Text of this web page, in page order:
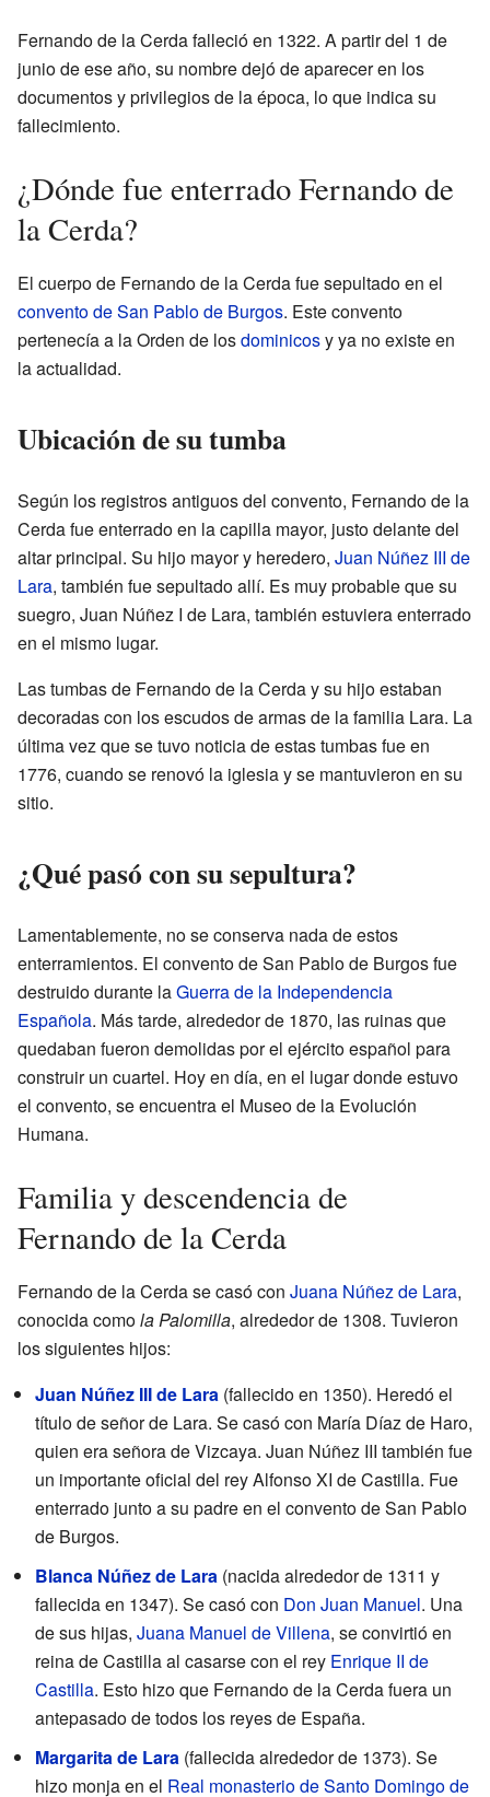
Fernando de la Cerda falleció en 1322. A partir del 1 de
junio de ese año, su nombre dejó de aparecer en los
documentos y privilegios de la época, lo que indica su
fallecimiento.
¿Dónde fue enterrado Fernando de
la Cerda?
El cuerpo de Fernando de la Cerda fue sepultado en el
convento de San Pablo de Burgos. Este convento
pertenecía a la Orden de losdominicosy ya no existe en
la actualidad.
Ubicación de su tumba
Según los registros antiguos del convento, Fernando de la
Cerda fue enterrado en la capilla mayor, justo delante del
altar principal. Su hijo mayor y heredero, Juan Núñez III de
Lara, también fue sepultado allí. Es muy probable que su
suegro, Juan Núñez I de Lara, también estuviera enterrado
en el mismo lugar.
Las tumbas de Fernando de la Cerda y su hijo estaban
decoradas con los escudos de armas de la familia Lara. La
última vez que se tuvo noticia de estas tumbas fue en
1776, cuando se renovó la iglesia y se mantuvieron en su
sitio.
¿Qué pasó con su sepultura?
Lamentablemente, no se conserva nada de estos
enterramientos. El convento de San Pablo de Burgos fue
destruido durante laGuerra de la Independencia
Española. Más tarde, alrededor de 1870, las ruinas que
quedaban fueron demolidas por el ejército español para
construir un cuartel. Hoy en día, en el lugar donde estuvo
el convento, se encuentra el Museo de la Evolución
Humana.
Familia y descendencia de
Fernando de la Cerda
Fernando de la Cerda se casó con Juana Núñez de Lara,
conocida comola Palomilla, alrededor de 1308. Tuvieron
los siguientes hijos:
Juan Núñez III de Lara (fallecido en 1350). Heredó el
título de señor de Lara. Se casó con María Díaz de Haro,
quien era señora de Vizcaya. Juan Núñez III también fue
un importante oficial del rey Alfonso XI de Castilla. Fue
enterrado junto a su padre en el convento de San Pablo
de Burgos.
Blanca Núñez de Lara (nacida alrededor de 1311 y
fallecida en 1347). Se casó con Don Juan Manuel. Una
de sus hijas, Juana Manuel de Villena, se convirtió en
reina de Castilla al casarse con el rey Enrique II de
Castilla. Esto hizo que Fernando de la Cerda fuera un
antepasado de todos los reyes de España.
Margarita de Lara (fallecida alrededor de 1373). Se
hizo monja en el Real monasterio de Santo Domingo de